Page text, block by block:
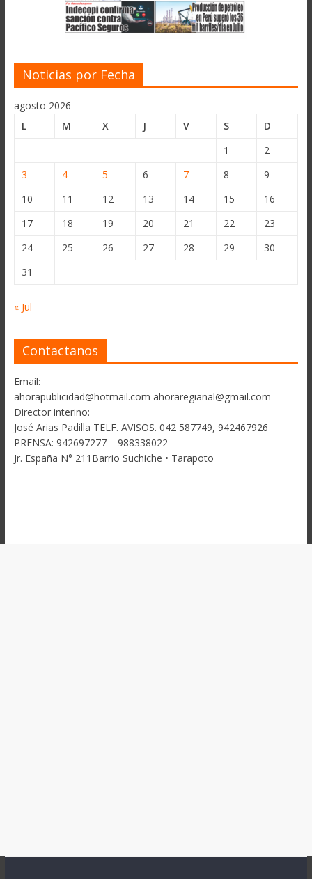
Noticias por Fecha
agosto 2026
L
M X J V S
D
1
2
3
4 5 6 7 8
9
10
11 12 13 14 15
16
17
18 19 20 21 22
23
24
25 26 27 28 29
30
31
« Jul
Contactanos
Email:
ahorapublicidad@hotmail.com ahoraregianal@gmail.com
Director interino:
José Arias Padilla TELF. AVISOS. 042 587749, 942467926
PRENSA: 942697277 – 988338022
Jr. España N° 211Barrio Suchiche • Tarapoto